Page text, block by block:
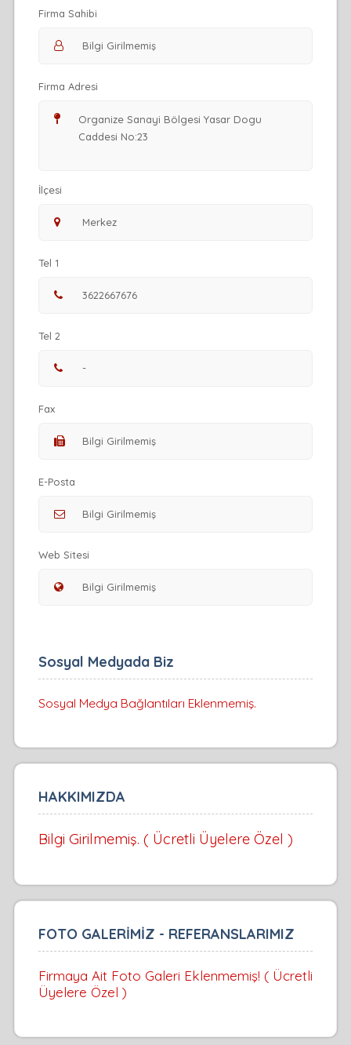
Firma Sahibi
Firma Adresi
İlçesi
Tel 1
Tel 2
Fax
E-Posta
Web Sitesi
Sosyal Medyada Biz
Sosyal Medya Bağlantıları Eklenmemiş.
HAKKIMIZDA
Bilgi Girilmemiş. ( Ücretli Üyelere Özel )
FOTO GALERİMİZ - REFERANSLARIMIZ
Firmaya Ait Foto Galeri Eklenmemiş! ( Ücretli
Üyelere Özel )